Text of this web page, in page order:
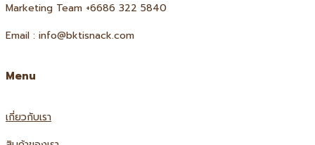
Marketing Team +6686 322 5840
Email : info@bktisnack.com
Menu
เกี่ยวกับเรา